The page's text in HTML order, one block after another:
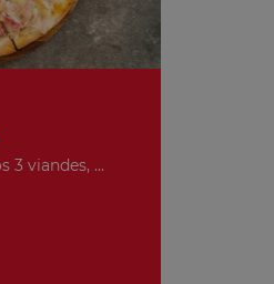
3 viandes, ...